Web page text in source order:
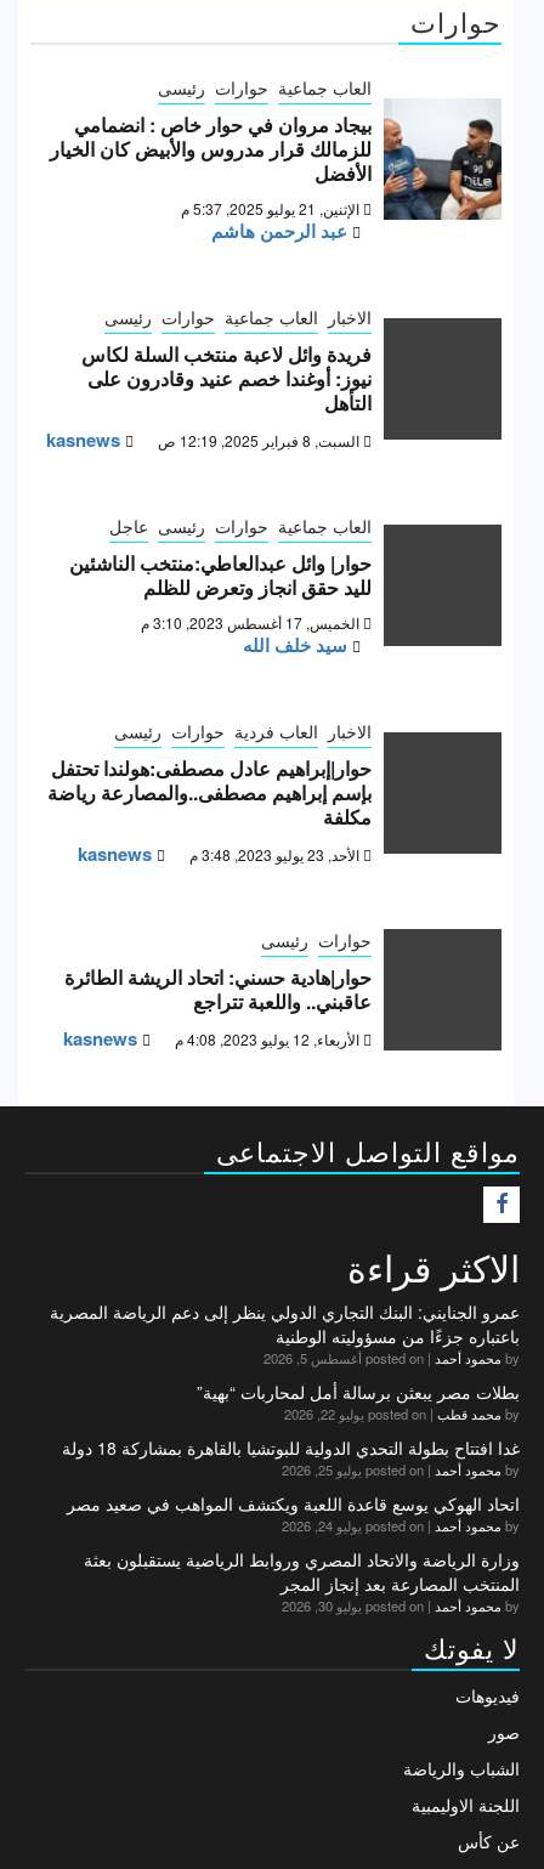
حوارات
العاب جماعية حوارات رئيسى
بيجاد مروان في حوار خاص : انضمامي
للزمالك قرار مدروس والأبيض كان الخيار
الأفضل
الإثنين, 21 يوليو 2025, 5:37 م
عبد الرحمن هاشم
الاخبار العاب جماعية حوارات رئيسى
فريدة وائل لاعبة منتخب السلة لكاس
نيوز: أوغندا خصم عنيد وقادرون على
التأهل
السبت, 8 فبراير 2025, 12:19 ص kasnews
العاب جماعية حوارات رئيسى عاجل
حوار| وائل عبدالعاطي:منتخب الناشئين
لليد حقق انجاز وتعرض للظلم
الخميس, 17 أغسطس 2023, 3:10 م
سيد خلف الله
الاخبار العاب فردية حوارات رئيسى
حوار|إبراهيم عادل مصطفى:هولندا تحتفل
بإسم إبراهيم مصطفى..والمصارعة رياضة
مكلفة
الأحد, 23 يوليو 2023, 3:48 م kasnews
حوارات رئيسى
حوار|هادية حسني: اتحاد الريشة الطائرة
عاقبني.. واللعبة تتراجع
الأربعاء, 12 يوليو 2023, 4:08 م kasnews
مواقع التواصل الاجتماعى
الاكثر قراءة
عمرو الجنايني: البنك التجاري الدولي ينظر إلى دعم الرياضة المصرية
باعتباره جزءًا من مسؤوليته الوطنية
by محمود أحمد | posted on أغسطس 5, 2026
بطلات مصر يبعثن برسالة أمل لمحاربات “بهية”
by محمد قطب | posted on يوليو 22, 2026
غدا افتتاح بطولة التحدي الدولية للبوتشيا بالقاهرة بمشاركة 18 دولة
by محمود أحمد | posted on يوليو 25, 2026
اتحاد الهوكي يوسع قاعدة اللعبة ويكتشف المواهب في صعيد مصر
by محمود أحمد | posted on يوليو 24, 2026
وزارة الرياضة والاتحاد المصري وروابط الرياضية يستقبلون بعثة
المنتخب المصارعة بعد إنجاز المجر
by محمود أحمد | posted on يوليو 30, 2026
لا يفوتك
فيديوهات
صور
الشباب والرياضة
اللجنة الاوليمبية
عن كأس